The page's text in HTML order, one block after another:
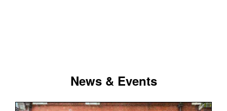
News & Events